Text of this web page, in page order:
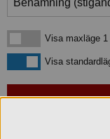
Visa maxläge 1 vara/rad
Visa maxläge 1
Visa standardläge
Visa
som